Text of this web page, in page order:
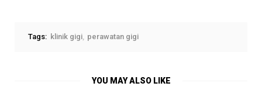
Tags: klinik gigi perawatan gigi
YOU MAY ALSO LIKE